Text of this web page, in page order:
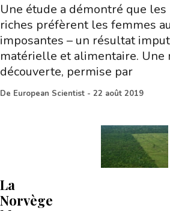
Une étude a démontré que
riches préfèrent les femmes
imposantes – un résultat
matérielle et alimentaire. Une
découverte, permise par
De European Scientist - 22 août 2019
La
Norvège